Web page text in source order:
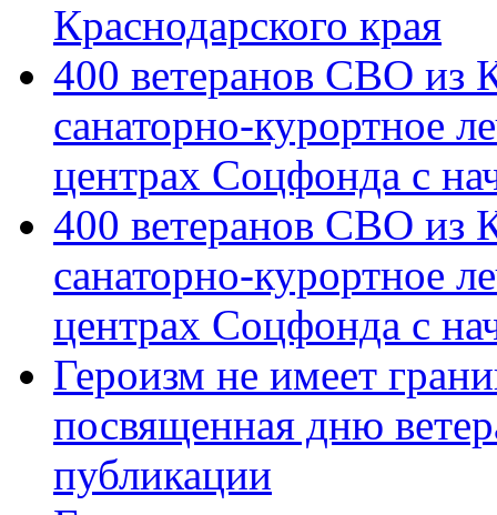
Краснодарского края
400 ветеранов СВО из
санаторно-курортное
центрах Соцфонда с
400 ветеранов СВО из
санаторно-курортное
центрах Соцфонда с
Героизм не имеет
посвященная дню
публикации